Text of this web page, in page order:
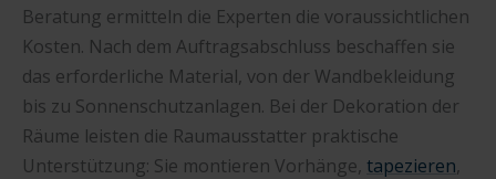
Beratung ermitteln die Experten die voraussichtlichen
Kosten. Nach dem Auftragsabschluss beschaffen sie
das erforderliche Material, von der Wandbekleidung
bis zu Sonnenschutzanlagen. Bei der Dekoration der
Räume leisten die Raumausstatter praktische
Unterstützung: Sie montieren Vorhänge, tapezieren,